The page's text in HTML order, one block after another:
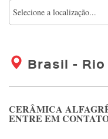
Selecione a localização...
Brasil -
CERÂMICA
ENTRE EM